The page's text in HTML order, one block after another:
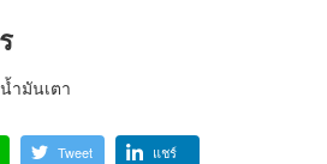
ำมันเตา
Tweet แชร์